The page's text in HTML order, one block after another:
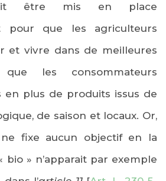
être mis en place
pour que les agriculteurs
et vivre dans de meilleures
les consommateurs
en plus de produits issus de
de saison et locaux. Or,
fixe aucun objectif en la
bio » n’apparait par exemple